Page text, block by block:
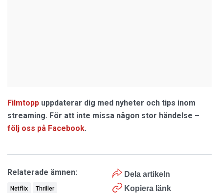
Filmtopp uppdaterar dig med nyheter och tips inom
streaming. För att inte missa någon stor händelse –
följ oss på Facebook.
Dela artikeln
Kopiera länk
Relaterade ämnen:
Netflix Thriller